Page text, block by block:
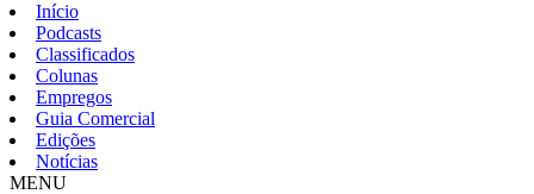
Início
Podcasts
Classificados
Colunas
Empregos
Guia Comercial
Edições
Notícias
MENU